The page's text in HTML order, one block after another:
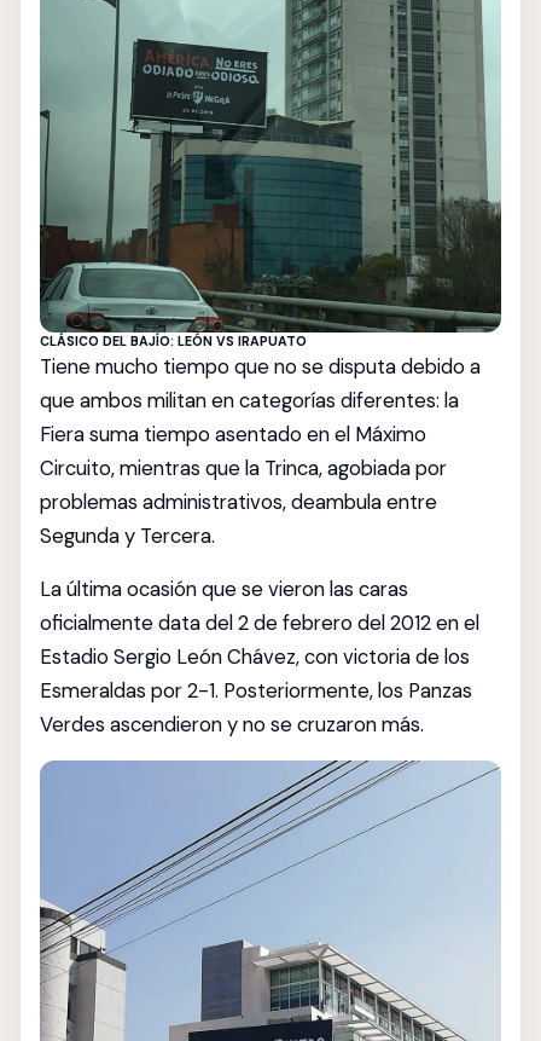
CLÁSICO DEL BAJÍO: LEÓN VS IRAPUATO
Tiene mucho tiempo que no se disputa debido a
que ambos militan en categorías diferentes: la
Fiera suma tiempo asentado en el Máximo
Circuito, mientras que la Trinca, agobiada por
problemas administrativos, deambula entre
Segunda y Tercera.
La última ocasión que se vieron las caras
oficialmente data del 2 de febrero del 2012 en el
Estadio Sergio León Chávez, con victoria de los
Esmeraldas por 2-1. Posteriormente, los Panzas
Verdes ascendieron y no se cruzaron más.